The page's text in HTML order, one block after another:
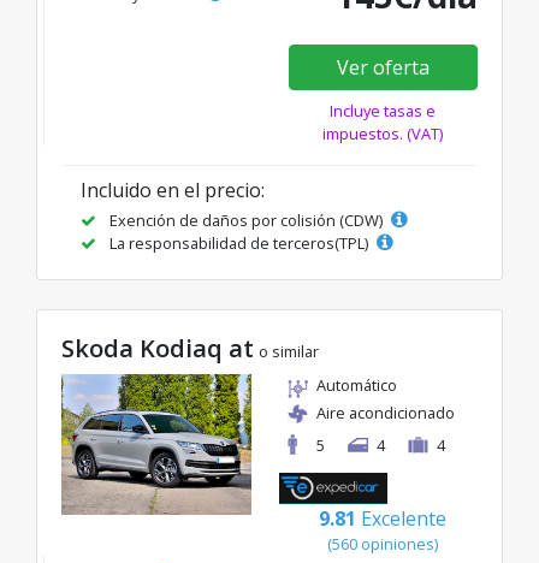
Ver oferta
Incluye tasas e
impuestos. (VAT)
Incluido en el precio:
Exención de daños por colisión (CDW)
La responsabilidad de terceros(TPL)
Skoda Kodiaq at o similar
Automático
Aire acondicionado
5
4 4
9.81 Excelente
(560 opiniones)